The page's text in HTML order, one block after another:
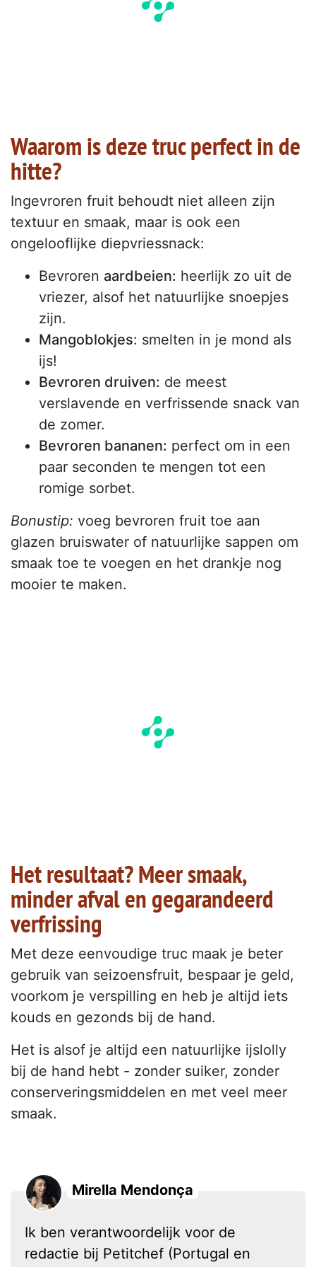
Waarom is deze truc perfect in de
hitte?
Ingevroren fruit behoudt niet alleen zijn
textuur en smaak, maar is ook een
ongelooflijke diepvriessnack:
Bevroren aardbeien: heerlijk zo uit de
vriezer, alsof het natuurlijke snoepjes
zijn.
Mangoblokjes: smelten in je mond als
ijs!
Bevroren druiven: de meest
verslavende en verfrissende snack van
de zomer.
Bevroren bananen: perfect om in een
paar seconden te mengen tot een
romige sorbet.
Bonustip: voeg bevroren fruit toe aan
glazen bruiswater of natuurlijke sappen om
smaak toe te voegen en het drankje nog
mooier te maken.
Het resultaat? Meer smaak,
minder afval en gegarandeerd
verfrissing
Met deze eenvoudige truc maak je beter
gebruik van seizoensfruit, bespaar je geld,
voorkom je verspilling en heb je altijd iets
kouds en gezonds bij de hand.
Het is alsof je altijd een natuurlijke ijslolly
bij de hand hebt - zonder suiker, zonder
conserveringsmiddelen en met veel meer
smaak.
Mirella Mendonça
Ik ben verantwoordelijk voor de
redactie bij Petitchef (Portugal en